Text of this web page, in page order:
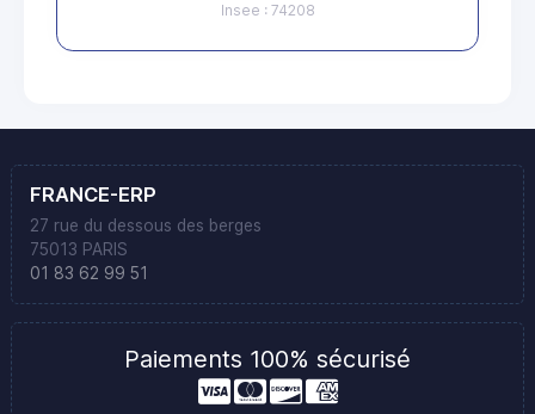
Insee : 74208
FRANCE-ERP
27 rue du dessous des berges
75013 PARIS
01 83 62 99 51
Paiements 100% sécurisé